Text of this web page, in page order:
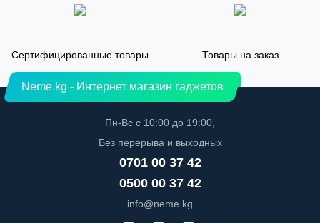
Сертифицированные товары Товары на заказ
Neme.kg - Интернет магазин гаджетов
Пн-Вс с 10:00 до 19:00,
Без перерыва и выходных
0701 00 37 42
0500 00 37 42
info@neme.kg